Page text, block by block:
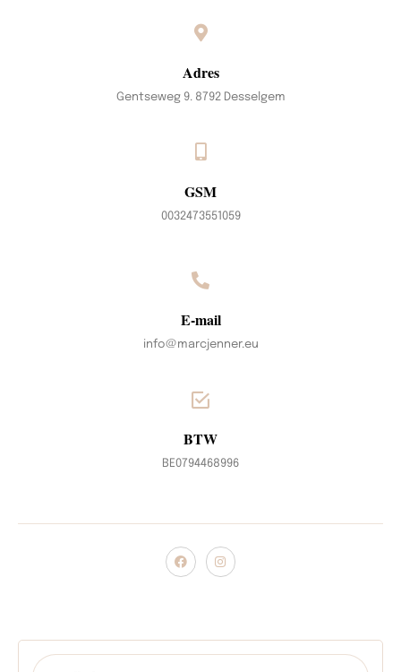
Adres
Gentseweg 9. 8792 Desselgem
GSM
0032473551059
E-mail
info@marcjenner.eu
BTW
BE0794468996